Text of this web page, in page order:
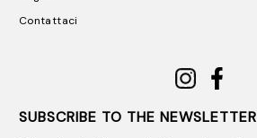
Contattaci
SUBSCRIBE TO THE NEWSLETTER